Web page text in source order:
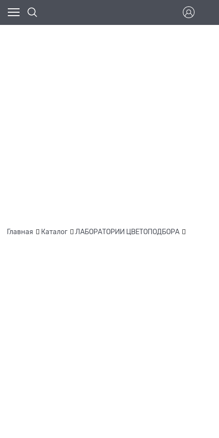
Главная Каталог ЛАБОРАТОРИИ ЦВЕТОПОДБОРА